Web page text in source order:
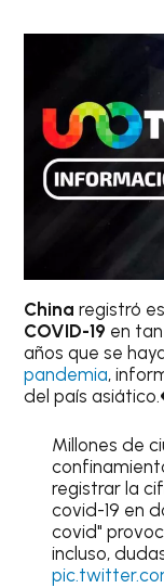
China registró
COVID-19 en
años que se
pandemia,
del país
Millones de
registrar la
covid-19 en
covid"
incluso,